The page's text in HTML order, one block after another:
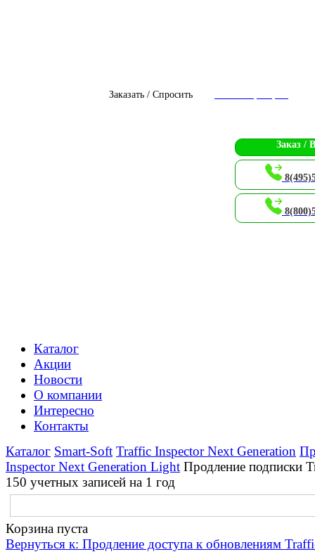
Заказать / Спросить
Заказ /
Каталог
Акции
Новости
О компании
Интересно
Контакты
Каталог Smart-Soft Traffic Inspector Next Generation
Inspector Next Generation Light Продление подписки
150 учетных записей на 1 год
Корзина пуста
Вернуться к: Продление доступа к обновлениям